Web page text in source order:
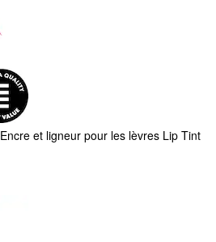
Encre et ligneur pour les lèvres Lip Tint